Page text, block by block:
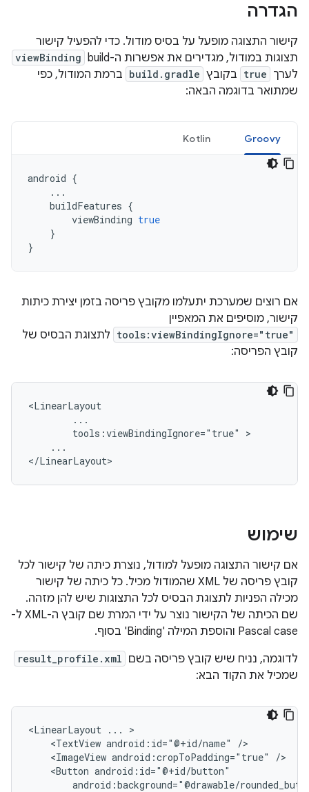
הגדרה
קישור התצוגה מופעל על בסיס מודול. כדי להפעיל קישור
תצוגות במודול, מגדירים את אפשרות ה-build
viewBinding
לערך true בקובץ build.gradle ברמת המודול, כפי
שמתואר בדוגמה הבאה:
Groovy
Kotlin
android {
...
buildFeatures {
viewBinding true
}
}
אם רוצים שמערכת יתעלמו מקובץ פריסה בזמן יצירת כיתות
קישור, מוסיפים את המאפיין
tools:viewBindingIgnore="true" לתצוגת הבסיס של
קובץ הפריסה:
tools:viewBindingIgnore="true"
...
שימוש
אם קישור התצוגה מופעל למודול, נוצרת כיתה של קישור לכל
קובץ פריסה של XML שהמודול מכיל. כל כיתה של קישור
מכילה הפניות לתצוגת הבסיס לכל התצוגות שיש להן מזהה.
שם הכיתה של הקישור נוצר על ידי המרת שם קובץ ה-XML ל-
Pascal case והוספת המילה 'Binding' בסוף.
לדוגמה, נניח שיש קובץ פריסה בשם result_profile.xml
שמכיל את הקוד הבא:
<LinearLayout ...
<TextView android:id="@+id/name"
<ImageView android:cropToPadding="true"
<Button
android:background="@drawable/